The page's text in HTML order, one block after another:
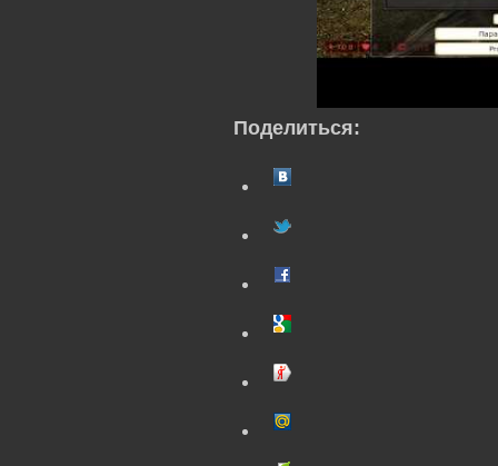
Поделиться: